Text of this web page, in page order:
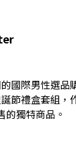
國際男性選品
節禮盒套組，
的獨特商品。